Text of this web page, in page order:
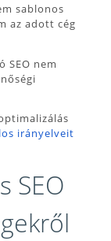
sablonos
az adott cég
SEO nem
irányelveit
SEO